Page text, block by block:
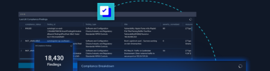
ダイナミックオブザーバビリティ
監視とトラブルシューティング
包括的な可視性で検出・解決